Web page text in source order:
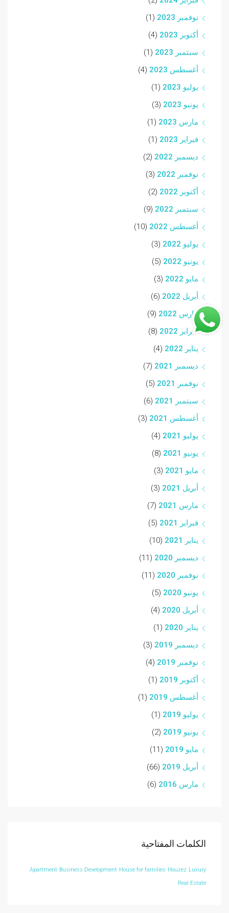
نوفمبر 2023
(1)
أكتوبر 2023
(4)
سبتمبر 2023
(1)
أغسطس 2023
(4)
يوليو 2023
(1)
يونيو 2023
(3)
مارس 2023
(1)
فبراير 2023
(1)
ديسمبر 2022
(2)
نوفمبر 2022
(3)
أكتوبر 2022
(2)
سبتمبر 2022
(9)
أغسطس 2022
(10)
يوليو 2022
(3)
يونيو 2022
(5)
مايو 2022
(3)
أبريل 2022
(6)
مارس 2022
(9)
فبراير 2022
(8)
يناير 2022
(4)
ديسمبر 2021
(7)
نوفمبر 2021
(5)
سبتمبر 2021
(6)
أغسطس 2021
(3)
يوليو 2021
(4)
يونيو 2021
(8)
مايو 2021
(3)
أبريل 2021
(3)
مارس 2021
(7)
فبراير 2021
(5)
يناير 2021
(10)
ديسمبر 2020
(11)
نوفمبر 2020
(11)
يونيو 2020
(5)
أبريل 2020
(4)
يناير 2020
(1)
ديسمبر 2019
(3)
نوفمبر 2019
(4)
أكتوبر 2019
(1)
أغسطس 2019
(1)
يوليو 2019
(1)
يونيو 2019
(2)
مايو 2019
(11)
أبريل 2019
(66)
مارس 2016
(6)
الكلمات المفتاحية
Apartment Business Development House for families Houzez Luxury
Real Estate